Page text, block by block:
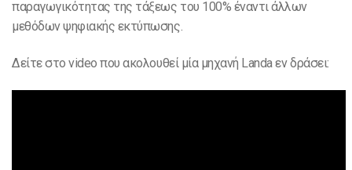
παραγωγικότητας της τάξεως του 100% έναντι άλλων
μεθόδων ψηφιακής εκτύπωσης.
Δείτε στο video που ακολουθεί μία μηχανή Landa εν δράσει: